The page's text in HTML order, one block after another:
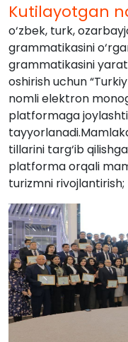
Kutilayotgan
o‘zbek, turk,
grammatikasini
grammatikasini
oshirish uchun
nomli elektron
platformaga
tillarini targ‘ib
platforma orqali
turizmni rivojlantirish;